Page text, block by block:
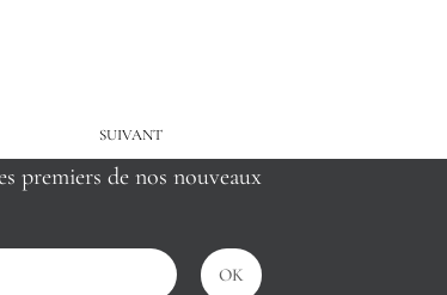
SUIVANT
premiers de nos nouveaux
OK